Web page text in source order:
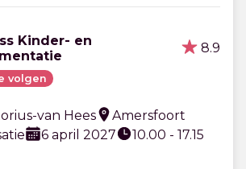
Kinder- en
8.9
volgen
van Hees
Amersfoort
6 april 2027 10.00 - 17.15